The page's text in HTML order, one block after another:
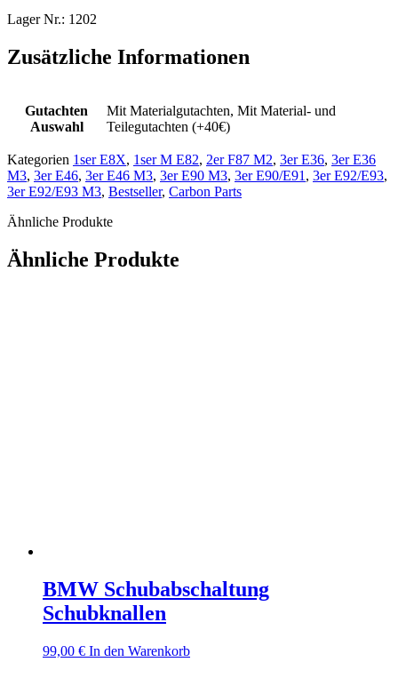
Lager Nr.: 1202
Zusätzliche Informationen
Gutachten
Auswahl
Mit Materialgutachten, Mit Material- und
Teilegutachten (+40€)
Kategorien 1ser E8X, 1ser M E82, 2er F87 M2, 3er E36, 3er E36
M3, 3er E46, 3er E46 M3, 3er E90 M3, 3er E90/E91, 3er E92/E93,
3er E92/E93 M3, Bestseller, Carbon Parts
Ähnliche Produkte
Ähnliche Produkte
BMW Schubabschaltung
Schubknallen
99,00 € In den Warenkorb